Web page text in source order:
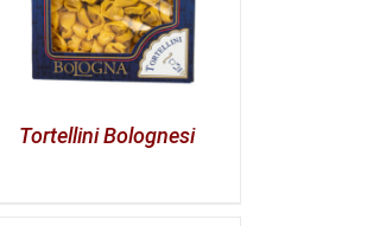
Tortellini Bolognesi